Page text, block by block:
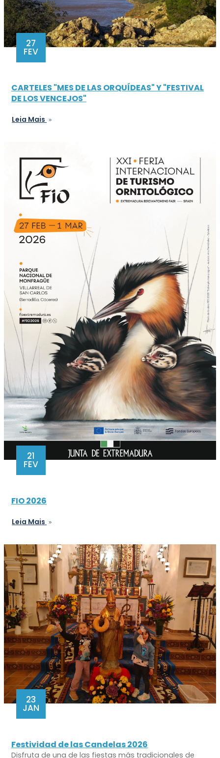
27
FEV
CARTELES "MES DE LAS ORQUÍDEAS" Y "FESTIVAL
DE LOS VENCEJOS"
Leia Mais
21
FEV
FIO 2026
Leia Mais
23
JAN
Festividad de las Candelas 2026
Disfruta de una de las fiestas más tradicionales de